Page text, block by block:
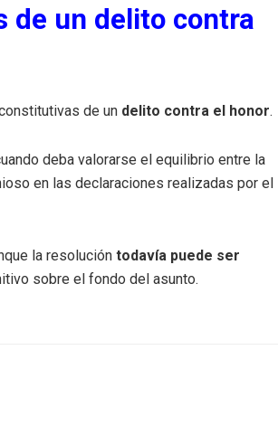
de un delito contra
de un delito contra el honor.
deba valorarse el equilibrio entre la
en las declaraciones realizadas por el
la resolución todavía puede ser
sobre el fondo del asunto.